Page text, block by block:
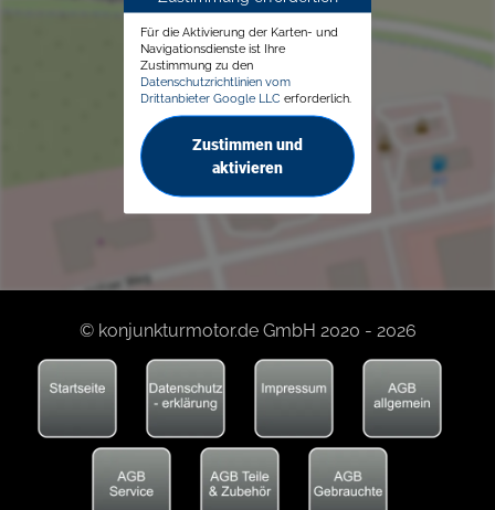
Für die Aktivierung der Karten- und
Navigationsdienste ist Ihre
Zustimmung zu den
Datenschutzrichtlinien vom
Drittanbieter Google LLC erforderlich.
Zustimmen und
aktivieren
© konjunkturmotor.de GmbH 2020 - 2026